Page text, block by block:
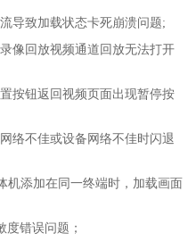
导致加载状态卡死崩溃问题;
像回放视频通道回放无法打开
按钮返回视频页面出现暂停按
络不佳或设备网络不佳时闪退
机添加在同一终端时，加载画面
错误问题；